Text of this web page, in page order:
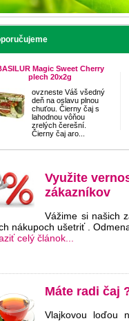
Magic Sweet Cherry
plech 20x2g
ovzneste Váš všedný
deň na oslavu plnou
chuťou. Čierny čaj s
lahodnou vôňou
zrelých čerešní.
Čierny čaj aro...
Využite
zákazníkov
Vážime si našich
nákupoch ušetriť .
celý článok...
Máte radi čaj
Vlajkovou loďou